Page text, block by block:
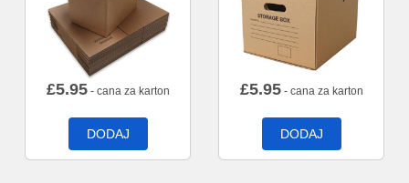
£5.95- cana za karton
DODAJ
£5.95- cana za karton
DODAJ